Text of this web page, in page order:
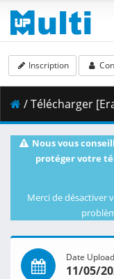
Inscription
/ Télécharger [Erai-raws] Dr. Stone - New
Nous vous
protéger votre
Merci de désactiver
Date Upload
11/05/